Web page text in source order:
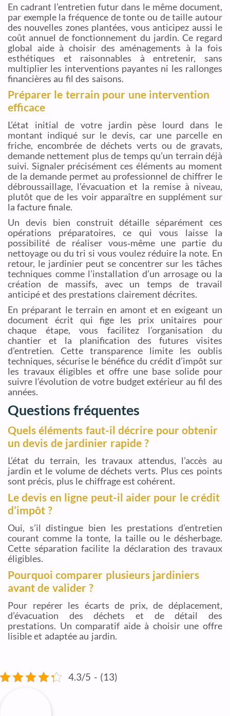
En cadrant l’entretien futur dans le même document,
par exemple la fréquence de tonte ou de taille autour
des nouvelles zones plantées, vous anticipez aussi le
coût annuel de fonctionnement du jardin. Ce regard
global aide à choisir des aménagements à la fois
esthétiques et raisonnables à entretenir, sans
multiplier les interventions payantes ni les rallonges
financières au fil des saisons.
Préparer le terrain pour une intervention
efficace
L’état initial de votre jardin pèse lourd dans le
montant indiqué sur le devis, car une parcelle en
friche, encombrée de déchets verts ou de gravats,
demande nettement plus de temps qu’un terrain déjà
suivi. Signaler précisément ces éléments au moment
de la demande permet au professionnel de chiffrer le
débroussaillage, l’évacuation et la remise à niveau,
plutôt que de les voir apparaître en supplément sur
la facture finale.
Un devis bien construit détaille séparément ces
opérations préparatoires, ce qui vous laisse la
possibilité de réaliser vous‑même une partie du
nettoyage ou du tri si vous voulez réduire la note. En
retour, le jardinier peut se concentrer sur les tâches
techniques comme l’installation d’un arrosage ou la
création de massifs, avec un temps de travail
anticipé et des prestations clairement décrites.
En préparant le terrain en amont et en exigeant un
document écrit qui fige les prix unitaires pour
chaque étape, vous facilitez l’organisation du
chantier et la planification des futures visites
d’entretien. Cette transparence limite les oublis
techniques, sécurise le bénéfice du crédit d’impôt sur
les travaux éligibles et offre une base solide pour
suivre l’évolution de votre budget extérieur au fil des
années.
Questions fréquentes
Quels éléments faut-il décrire pour obtenir
un devis de jardinier rapide ?
L’état du terrain, les travaux attendus, l’accès au
jardin et le volume de déchets verts. Plus ces points
sont précis, plus le chiffrage est cohérent.
Le devis en ligne peut-il aider pour le crédit
d’impôt ?
Oui, s’il distingue bien les prestations d’entretien
courant comme la tonte, la taille ou le désherbage.
Cette séparation facilite la déclaration des travaux
éligibles.
Pourquoi comparer plusieurs jardiniers
avant de valider ?
Pour repérer les écarts de prix, de déplacement,
d’évacuation des déchets et de détail des
prestations. Un comparatif aide à choisir une offre
lisible et adaptée au jardin.
4.3/5 - (13)